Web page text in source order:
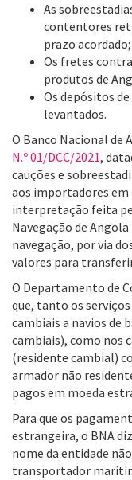
As
contentores
prazo acordado;
Os fretes
produtos de
Os depósitos
levantados.
O Banco Nacional de
N.º 01/DCC/2021,
cauções e
aos importadores
interpretação feita
Navegação de
navegação, por via
valores para
O Departamento de
que, tanto os
cambiais a navios de
cambiais), como nos
(residente cambial)
armador não
pagos em moeda
Para que os
estrangeira, o BNA
nome da entidade
transportador